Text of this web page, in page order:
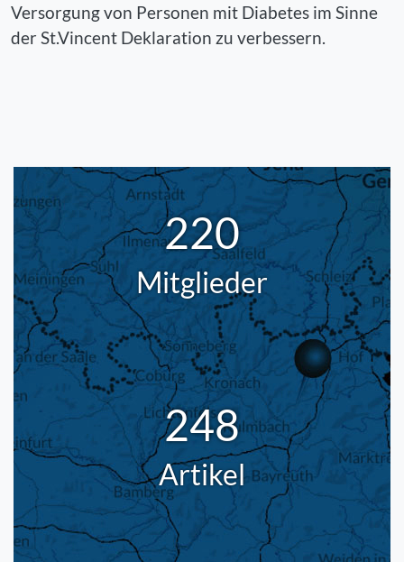
Versorgung von Personen mit Diabetes im Sinne
der St.Vincent Deklaration zu verbessern.
220
Mitglieder
248
Artikel